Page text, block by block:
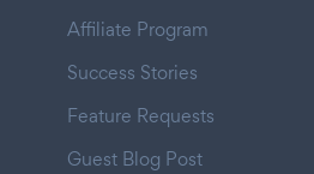
Affiliate Program
Success Stories
Feature Requests
Guest Blog Post